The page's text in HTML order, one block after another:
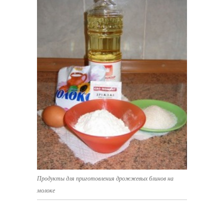
Продукты для приготовления дрожжевых блинов на
молоке